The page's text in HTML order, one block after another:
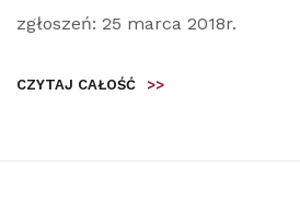
zgłoszeń: 25 marca 2018r.
CZYTAJ CAŁOŚĆ >>